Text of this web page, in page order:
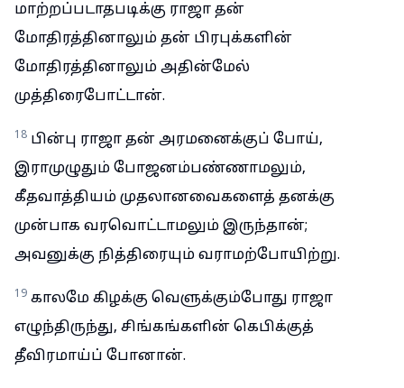
மாற்றப்படாதபடிக்கு ராஜா தன்
மோதிரத்தினாலும் தன் பிரபுக்களின்
மோதிரத்தினாலும் அதின்மேல்
முத்திரைபோட்டான்.
18 பின்பு ராஜா தன் அரமனைக்குப் போய்,
இராமுழுதும் போஜனம்பண்ணாமலும்,
கீதவாத்தியம் முதலானவைகளைத் தனக்கு
முன்பாக வரவொட்டாமலும் இருந்தான்;
அவனுக்கு நித்திரையும் வராமற்போயிற்று.
19 காலமே கிழக்கு வெளுக்கும்போது ராஜா
எழுந்திருந்து, சிங்கங்களின் கெபிக்குத்
தீவிரமாய்ப் போனான்.